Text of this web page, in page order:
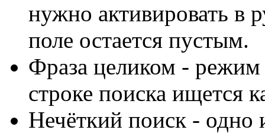
нужно активировать в
поле остается пустым.
Фраза целиком - режим
строке поиска ищется
Нечёткий поиск -